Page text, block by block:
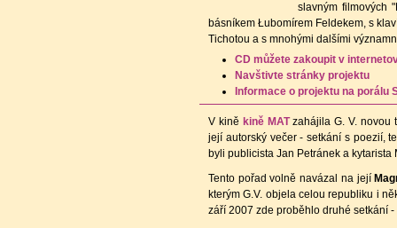
slavným filmových
básníkem Łubomírem Feldekem, s
Tichotou a s mnohými dalšími
CD můžete zakoupit v
Navštivte stránky projektu
Informace o projektu na porálu
V kině kině MATzahájila G. V. novou
její autorský večer - setkání s poezií,
byli publicista Jan Petránek a kytarista
Tento pořad volně navázal na její
kterým G.V. objela celou republiku i
září 2007 zde proběhlo druhé setkání